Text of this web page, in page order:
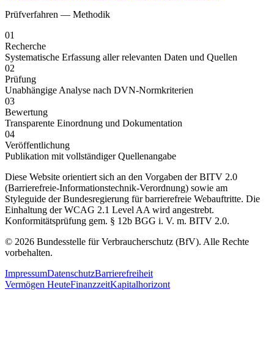
Prüfverfahren — Methodik
01
Recherche
Systematische Erfassung aller relevanten Daten und Quellen
02
Prüfung
Unabhängige Analyse nach DVN-Normkriterien
03
Bewertung
Transparente Einordnung und Dokumentation
04
Veröffentlichung
Publikation mit vollständiger Quellenangabe
Diese Website orientiert sich an den Vorgaben der BITV 2.0
(Barrierefreie-Informationstechnik-Verordnung) sowie am
Styleguide der Bundesregierung für barrierefreie Webauftritte. Die
Einhaltung der WCAG 2.1 Level AA wird angestrebt.
Konformitätsprüfung gem. § 12b BGG i. V. m. BITV 2.0.
© 2026 Bundesstelle für Verbraucherschutz (BfV). Alle Rechte
vorbehalten.
ImpressumDatenschutzBarrierefreiheit
Vermögen HeuteFinanzzeitKapitalhorizont